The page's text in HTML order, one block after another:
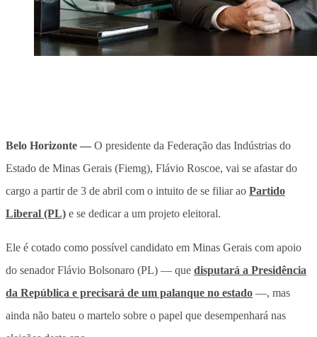
Belo Horizonte — O presidente da Federação das Indústrias do
Estado de Minas Gerais (Fiemg), Flávio Roscoe, vai se afastar do
cargo a partir de 3 de abril com o intuito de se filiar ao Partido
Liberal (PL) e se dedicar a um projeto eleitoral.
Ele é cotado como possível candidato em Minas Gerais com apoio
do senador Flávio Bolsonaro (PL) — que disputará a Presidência
da República e precisará de um palanque no estado —, mas
ainda não bateu o martelo sobre o papel que desempenhará nas